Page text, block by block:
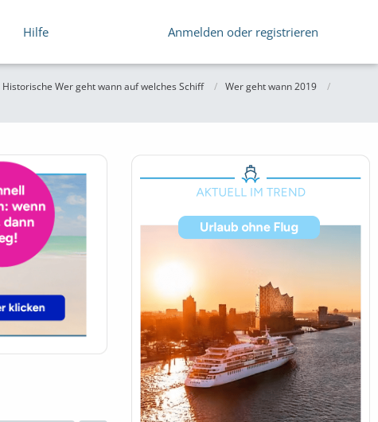
Hilfe Anmelden oder registrieren
Historische Wer geht wann auf welches Schiff
Wer geht wann 2019